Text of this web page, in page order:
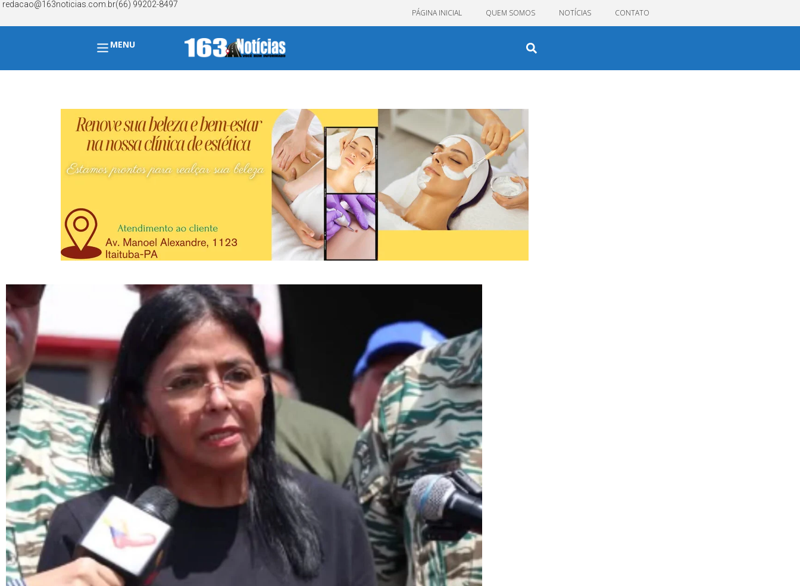
redacao@163noticias.com.br(66) 99202-8497
PÁGINA INICIAL QUEM SOMOS NOTÍCIAS CONTATO
MENU